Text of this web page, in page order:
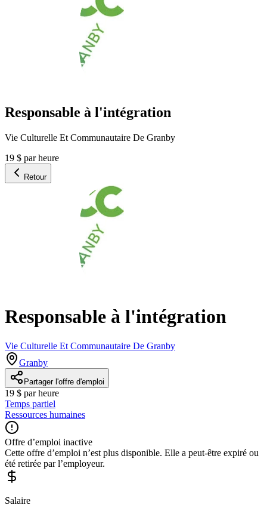
Responsable à l'intégration
Vie Culturelle Et Communautaire De Granby
19 $ par heure
Retour
Responsable à l'intégration
Vie Culturelle Et Communautaire De Granby
Granby
Partager l'offre d'emploi
19 $ par heure
Temps partiel
Ressources humaines
Offre d’emploi inactive
Cette offre d’emploi n’est plus disponible. Elle a peut-être expiré ou
été retirée par l’employeur.
Salaire